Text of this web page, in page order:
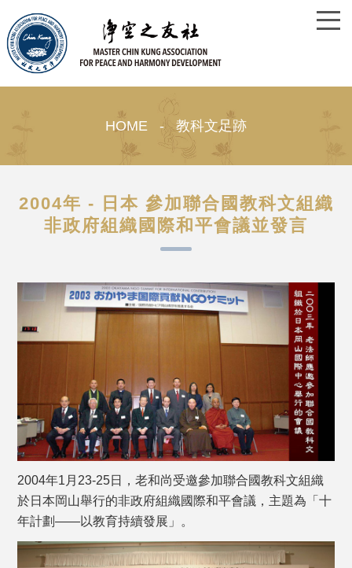
HOME - 教科文足跡
2004年 - 日本 參加聯合國教科文組織
非政府組織國際和平會議並發言
2004年1月23-25日，老和尚受邀參加聯合國教科文組織
於日本岡山舉行的非政府組織國際和平會議，主題為「十
年計劃——以教育持續發展」。